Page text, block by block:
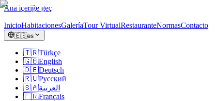
Ana içeriğe geç
InicioHabitacionesGaleríaTour VirtualRestauranteNormasContacto
🇪🇸es
🇹🇷Türkçe
🇬🇧English
🇩🇪Deutsch
🇷🇺Русский
🇸🇦العربية
🇫🇷Français